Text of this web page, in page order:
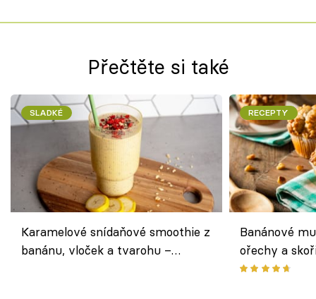
Přečtěte si také
SLADKÉ
Karamelové snídaňové smoothie z
banánu, vloček a tvarohu –
RECEPTY
Banánové
ořechy a